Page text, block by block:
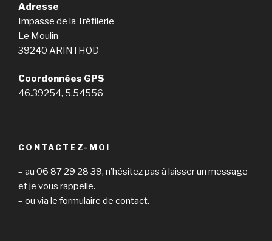
Adresse
Impasse de la Tréfilerie
Le Moulin
39240 ARINTHOD
Coordonnées GPS
46.39254, 5.54556
CONTACTEZ-MOI
– au 06 87 29 28 39, n’hésitez pas à laisser un message
et je vous rappelle.
– ou via le formulaire de contact.